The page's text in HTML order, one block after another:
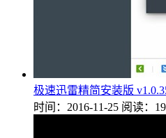
极速迅雷精简安装版
时间：2016-11-25 阅读：